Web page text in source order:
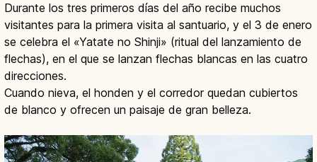
Durante los tres primeros días del año recibe muchos
visitantes para la primera visita al santuario, y el 3 de enero
se celebra el «Yatate no Shinji» (ritual del lanzamiento de
flechas), en el que se lanzan flechas blancas en las cuatro
direcciones.
Cuando nieva, el honden y el corredor quedan cubiertos
de blanco y ofrecen un paisaje de gran belleza.